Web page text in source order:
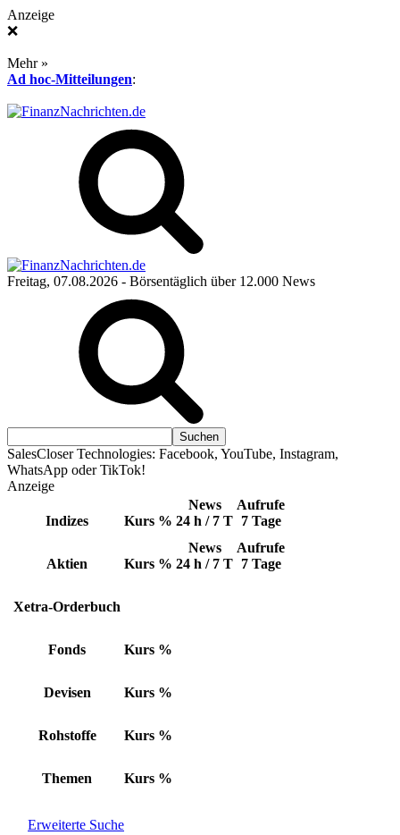
Anzeige
❌
Mehr »
Ad hoc-Mitteilungen:
Freitag, 07.08.2026 - Börsentäglich über 12.000 News
SalesCloser Technologies: Facebook, YouTube, Instagram,
WhatsApp oder TikTok!
Anzeige
Indizes Kurs %
News
24 h / 7 T
Aufrufe
7 Tage
Aktien Kurs %
News
24 h / 7 T
Aufrufe
7 Tage
Xetra-Orderbuch
Fonds Kurs %
Devisen Kurs %
Rohstoffe Kurs %
Themen Kurs %
Erweiterte Suche